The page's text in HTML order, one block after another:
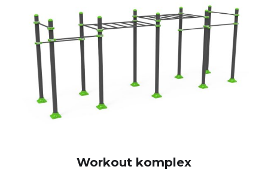
Workout komplex